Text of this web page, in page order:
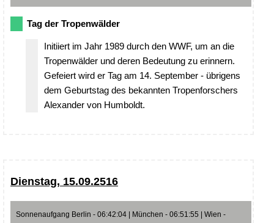
Tag der Tropenwälder
Initiiert im Jahr 1989 durch den WWF, um an die
Tropenwälder und deren Bedeutung zu erinnern.
Gefeiert wird er Tag am 14. September - übrigens
dem Geburtstag des bekannten Tropenforschers
Alexander von Humboldt.
Dienstag, 15.09.2516
Sonnenaufgang Berlin - 06:42:04 | München - 06:51:55 | Wien -